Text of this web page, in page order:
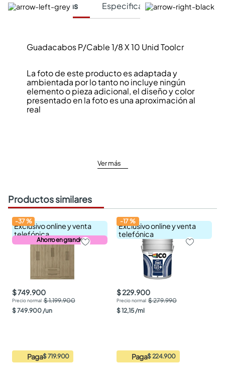
Características Especificaciones Técnicas
Guadacabos P/Cable 1/8 X 10 Unid Toolcr
La foto de este producto es adaptada y
ambientada por lo tanto no incluye ningún
elemento o pieza adicional, el diseño y color
presentado en la foto es una aproximación al
real
Ver más
Productos similares
Exclusivo online y venta
telefónica
Ahorro en grande
-37%
$ 749.900
$ 1.199.900
$749.900 /un
Paga$ 719.900
Exclusivo online y venta
telefónica
-17%
$ 229.900
$ 279.990
$12,15 /ml
Paga$ 224.900